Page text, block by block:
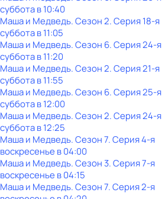
субботав10:40
Маша и Медведь. Сезон 2. Серия 18-я
субботав11:05
Маша и Медведь. Сезон 6. Серия 24-я
субботав11:20
Маша и Медведь. Сезон 2. Серия 21-я
субботав11:55
Маша и Медведь. Сезон 6. Серия 25-я
субботав12:00
Маша и Медведь. Сезон 2. Серия 24-я
субботав12:25
Маша и Медведь. Сезон 7. Серия 4-я
воскресенье в04:00
Маша и Медведь. Сезон 3. Серия 7-я
воскресенье в04:15
Маша и Медведь. Сезон 7. Серия 2-я